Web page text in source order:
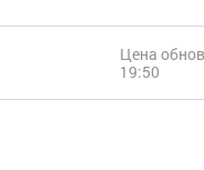
Цена
19:50